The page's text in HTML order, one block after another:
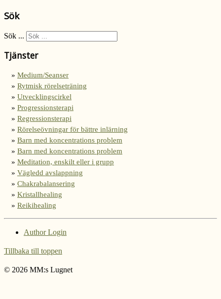
Sök
Sök ...
Tjänster
Medium/Seanser
Rytmisk rörelseträning
Utvecklingscirkel
Progressionsterapi
Regressionsterapi
Rörelseövningar för bättre inlärning
Barn med koncentrations problem
Barn med koncentrations problem
Meditation, enskilt eller i grupp
Vägledd avslappning
Chakrabalansering
Kristallhealing
Reikihealing
Author Login
Tillbaka till toppen
© 2026 MM:s Lugnet